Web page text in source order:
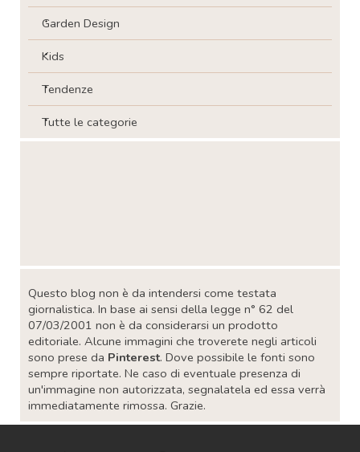
Garden Design
Kids
Tendenze
Tutte le categorie
Questo blog non è da intendersi come testata
giornalistica. In base ai sensi della legge n° 62 del
07/03/2001 non è da considerarsi un prodotto
editoriale. Alcune immagini che troverete negli articoli
sono prese da Pinterest. Dove possibile le fonti sono
sempre riportate. Ne caso di eventuale presenza di
un'immagine non autorizzata, segnalatela ed essa verrà
immediatamente rimossa. Grazie.